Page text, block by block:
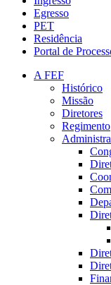
Egresso
PET
Residência
Portal de
A FEF
Histórico
Missão
Diretores
Regimento